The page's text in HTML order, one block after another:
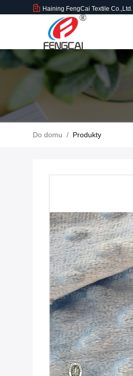
Haining FengCai Textile Co.,Ltd.
Do domu / Produkty